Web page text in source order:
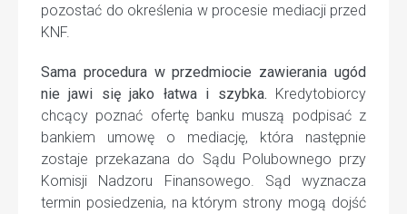
pozostać do określenia w procesie mediacji przed
KNF.
Sama procedura w przedmiocie zawierania ugód
nie jawi się jako łatwa i szybka. Kredytobiorcy
chcący poznać ofertę banku muszą podpisać z
bankiem umowę o mediację, która następnie
zostaje przekazana do Sądu Polubownego przy
Komisji Nadzoru Finansowego. Sąd wyznacza
termin posiedzenia, na którym strony mogą dojść